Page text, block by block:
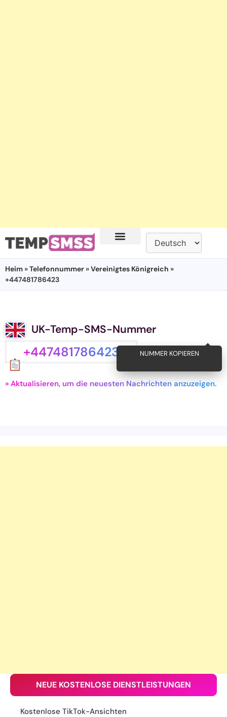
Heim »Telefonnummer »Vereinigtes Königreich »
+447481786423
UK-Temp-SMS-Nummer
+447481786423 NUMMER KOPIEREN
» Aktualisieren, um die neuesten Nachrichten anzuzeigen.
NEUE KOSTENLOSE DIENSTLEISTUNGEN
Kostenlose TikTok-Ansichten